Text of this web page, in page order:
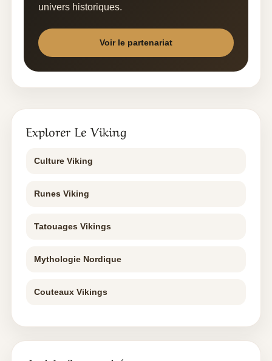
univers historiques.
Voir le partenariat
Explorer Le Viking
Culture Viking
Runes Viking
Tatouages Vikings
Mythologie Nordique
Couteaux Vikings